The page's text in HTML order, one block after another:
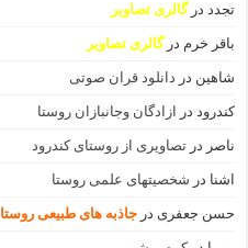
تجدد درگالری تصاویر
باقر خرم درگالری تصاویر
شاهین در دانلود قران صوتی
کندرود در ازادگان وجانبازان روستا
ناصر درتصاویری از روستای کندرود
اشنا در شخصیتهای علمی روستا
حسن جعفری درجاذبه های طبیعی روستا